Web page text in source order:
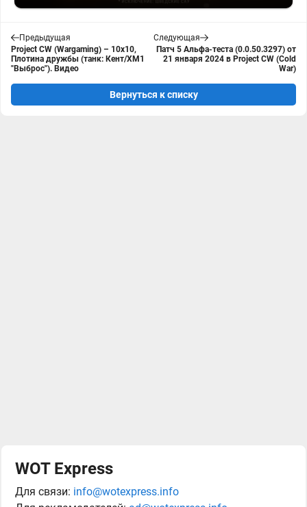
Предыдущая
Project CW (Wargaming) – 10х10,
Плотина дружбы (танк: Кент/ХМ1
"Выброс"). Видео
Следующая
Патч 5 Альфа-теста (0.0.50.3297) от
21 января 2024 в Project CW (Cold
War)
Вернуться к списку
WOT Express
Для связи: info@wotexpress.info